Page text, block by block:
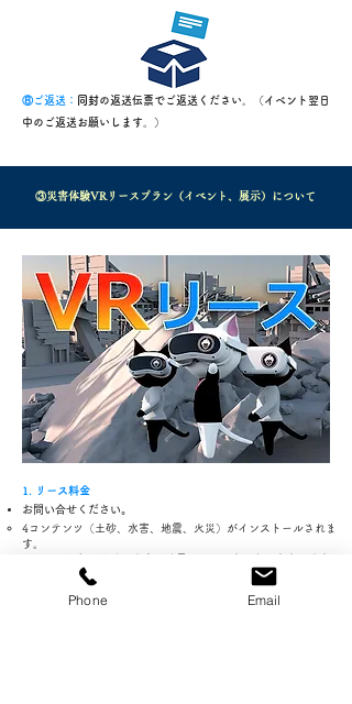
⑧ご返送： 同封の返送伝票でご返送ください。（イベント翌日
中のご返送お願いします。）
③災害体験VRリースプラン（イべント、展示）について
1. リース料金
​お問い合せください。
4コンテンツ（土砂、水害、地震、火災）がインストールされま
す。
しての送付も可能です。
※年間分割でのお支払いも可能です。
​予定回数が増える場合には、別途ご相談ください。
Phone Email